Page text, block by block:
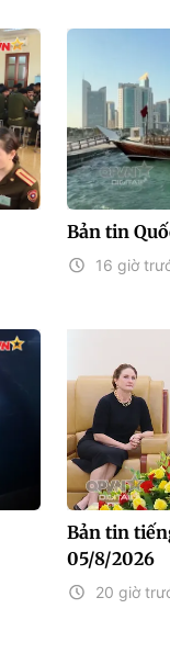
Bản tin
16 giờ
Bản tin
05/8/2026
20 giờ